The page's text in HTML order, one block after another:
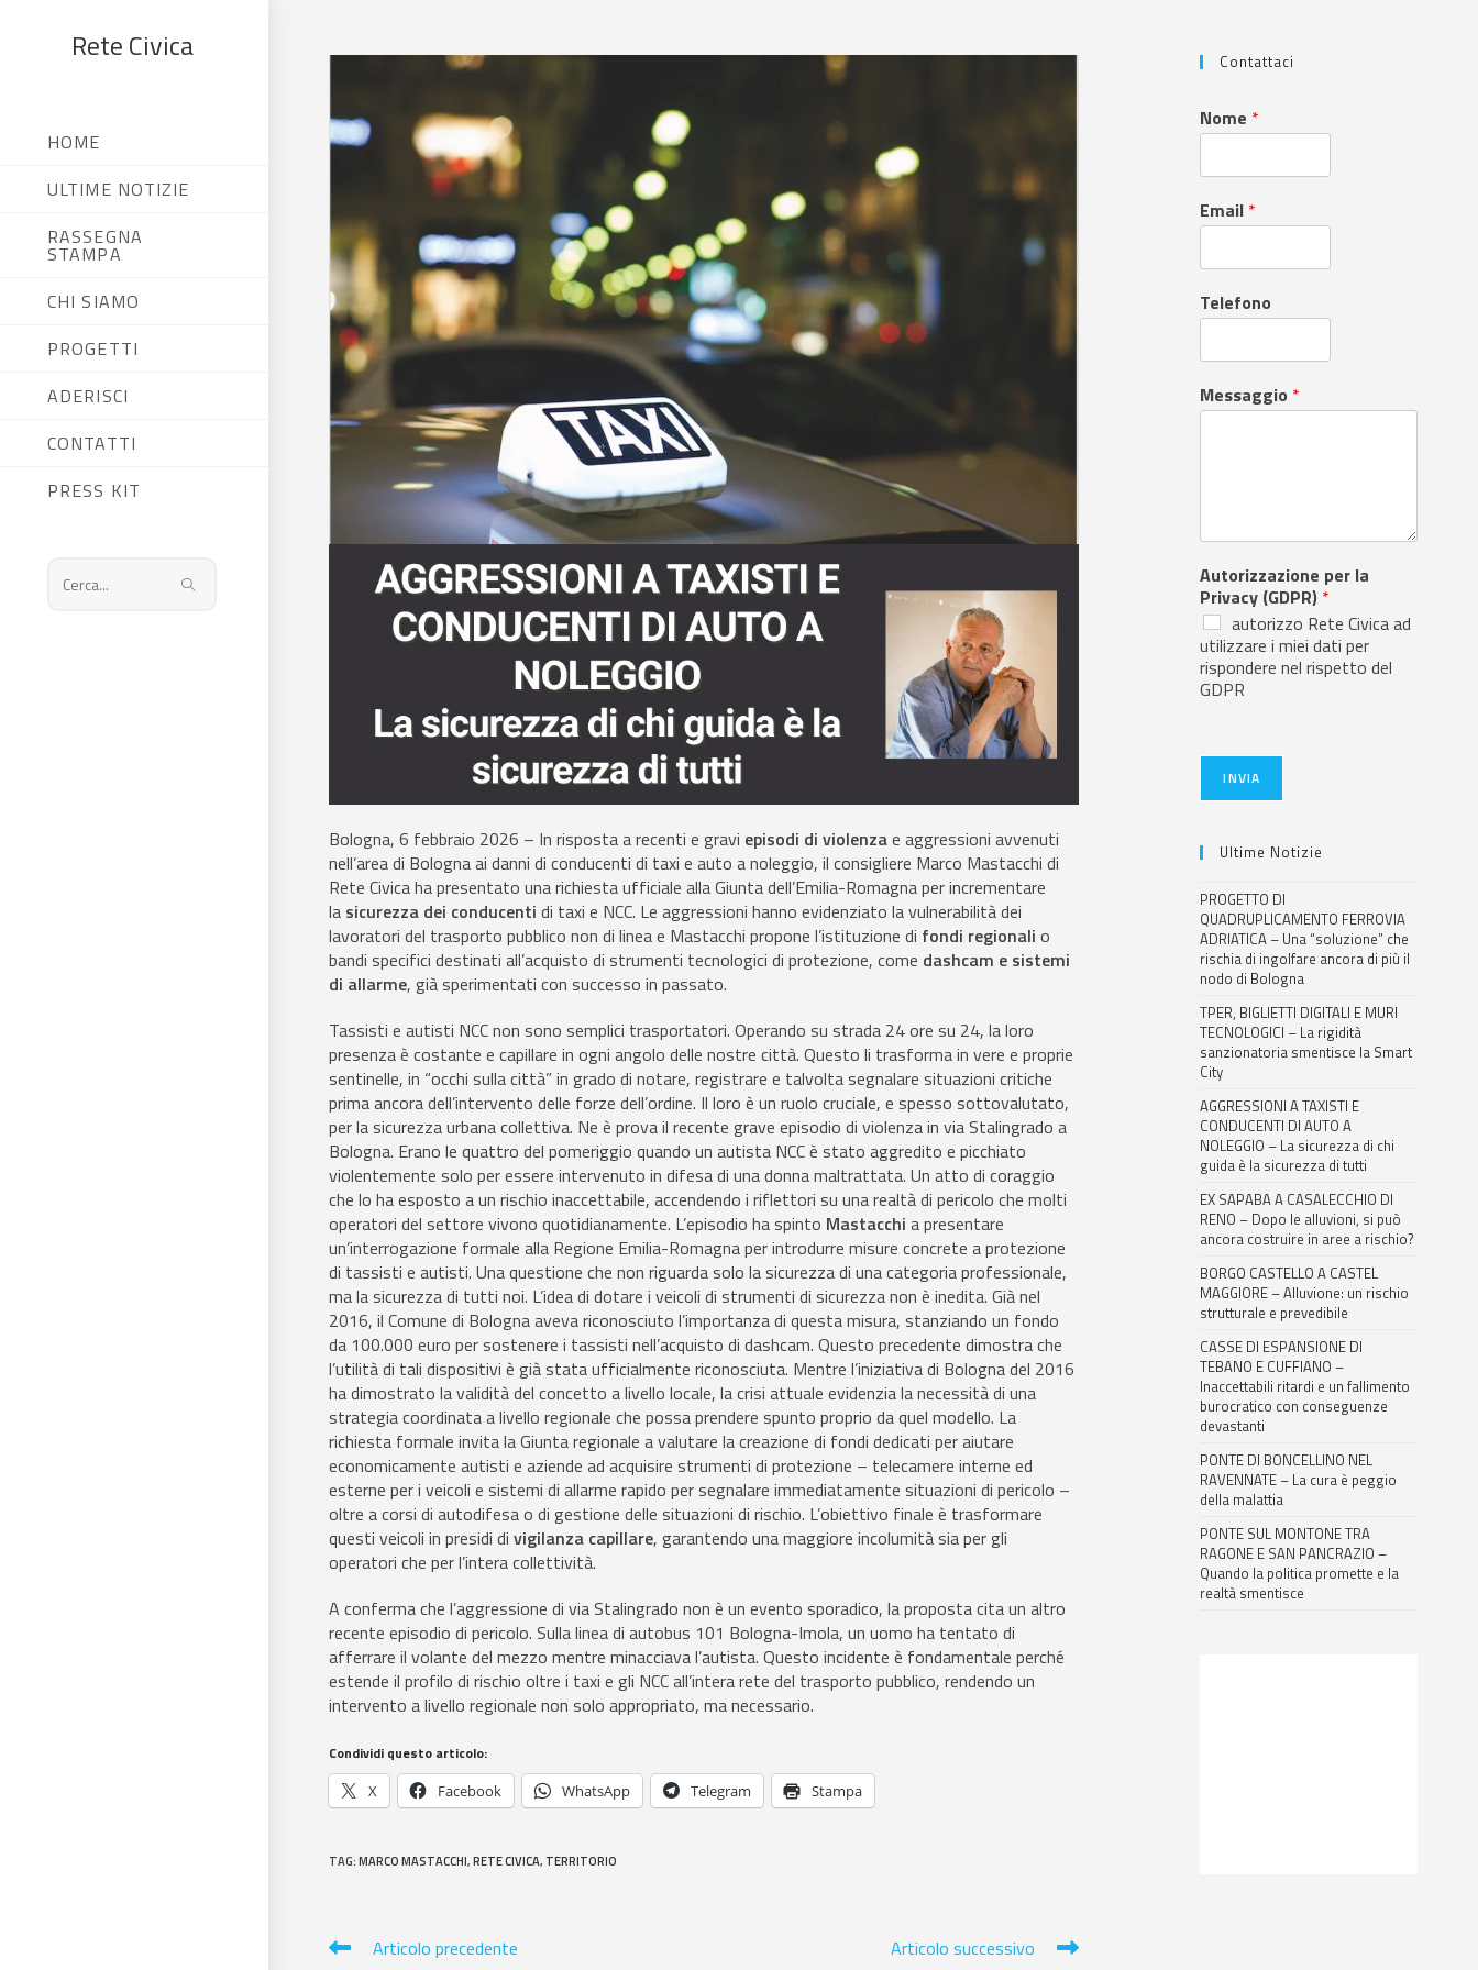
Rete Civica
HOME
ULTIME NOTIZIE
RASSEGNA
STAMPA
CHI SIAMO
PROGETTI
ADERISCI
CONTATTI
PRESS KIT
Cerca
Bologna, 6 febbraio 2026 – In risposta a recenti e gravi episodi di violenzae aggressioni avvenuti
nell’area di Bologna ai danni di conducenti di taxi e auto a noleggio, il consigliere Marco Mastacchi di
Rete Civica ha presentato una richiesta ufficiale alla Giunta dell’Emilia-Romagna per incrementare
la sicurezza dei conducenti di taxi e NCC. Le aggressioni hanno evidenziato la vulnerabilità dei
lavoratori del trasporto pubblico non di linea e Mastacchi propone l’istituzione di fondi regionali o
bandi specifici destinati all’acquisto di strumenti tecnologici di protezione, come dashcam e sistemi
di allarme, già sperimentati con successo in passato.
Tassisti e autisti NCC non sono semplici trasportatori. Operando su strada 24 ore su 24, la loro
presenza è costante e capillare in ogni angolo delle nostre città. Questo li trasforma in vere e proprie
sentinelle, in “occhi sulla città” in grado di notare, registrare e talvolta segnalare situazioni critiche
prima ancora dell’intervento delle forze dell’ordine. Il loro è un ruolo cruciale, e spesso sottovalutato,
per la sicurezza urbana collettiva. Ne è prova il recente grave episodio di violenza in via Stalingrado a
Bologna. Erano le quattro del pomeriggio quando un autista NCC è stato aggredito e picchiato
violentemente solo per essere intervenuto in difesa di una donna maltrattata. Un atto di coraggio
che lo ha esposto a un rischio inaccettabile, accendendo i riflettori su una realtà di pericolo che molti
operatori del settore vivono quotidianamente. L’episodio ha spinto Mastacchi a presentare
un’interrogazione formale alla Regione Emilia-Romagna per introdurre misure concrete a protezione
di tassisti e autisti. Una questione che non riguarda solo la sicurezza di una categoria professionale,
ma la sicurezza di tutti noi. L’idea di dotare i veicoli di strumenti di sicurezza non è inedita. Già nel
2016, il Comune di Bologna aveva riconosciuto l’importanza di questa misura, stanziando un fondo
da 100.000 euro per sostenere i tassisti nell’acquisto di dashcam. Questo precedente dimostra che
l’utilità di tali dispositivi è già stata ufficialmente riconosciuta. Mentre l’iniziativa di Bologna del 2016
ha dimostrato la validità del concetto a livello locale, la crisi attuale evidenzia la necessità di una
strategia coordinata a livello regionale che possa prendere spunto proprio da quel modello. La
richiesta formale invita la Giunta regionale a valutare la creazione di fondi dedicati per aiutare
economicamente autisti e aziende ad acquisire strumenti di protezione – telecamere interne ed
esterne per i veicoli e sistemi di allarme rapido per segnalare immediatamente situazioni di pericolo –
oltre a corsi di autodifesa o di gestione delle situazioni di rischio. L’obiettivo finale è trasformare
questi veicoli in presidi di vigilanza capillare, garantendo una maggiore incolumità sia per gli
operatori che per l’intera collettività.
A conferma che l’aggressione di via Stalingrado non è un evento sporadico, la proposta cita un altro
recente episodio di pericolo. Sulla linea di autobus 101 Bologna-Imola, un uomo ha tentato di
afferrare il volante del mezzo mentre minacciava l’autista. Questo incidente è fondamentale perché
estende il profilo di rischio oltre i taxi e gli NCC all’intera rete del trasporto pubblico, rendendo un
intervento a livello regionale non solo appropriato, ma necessario.
Condividi questo articolo:
X Facebook WhatsApp Telegram Stampa
TAG:MARCO MASTACCHI,RETE CIVICA, TERRITORIO
Articolo precedente
Articolo successivo
Contattaci
Nome *
Email *
Telefono
Messaggio *
Autorizzazione per la
Privacy (GDPR) *
autorizzo Rete Civica ad
utilizzare i miei dati per
rispondere nel rispetto del
GDPR
INVIA
Ultime Notizie
PROGETTO DI
QUADRUPLICAMENTO FERROVIA
ADRIATICA – Una “soluzione” che
rischia di ingolfare ancora di più il
nodo di Bologna
TPER, BIGLIETTI DIGITALI E MURI
TECNOLOGICI – La rigidità
sanzionatoria smentisce la Smart
City
AGGRESSIONI A TAXISTI E
CONDUCENTI DI AUTO A
NOLEGGIO – La sicurezza di chi
guida è la sicurezza di tutti
EX SAPABA A CASALECCHIO DI
RENO – Dopo le alluvioni, si può
ancora costruire in aree a rischio?
BORGO CASTELLO A CASTEL
MAGGIORE – Alluvione: un rischio
strutturale e prevedibile
CASSE DI ESPANSIONE DI
TEBANO E CUFFIANO –
Inaccettabili ritardi e un fallimento
burocratico con conseguenze
devastanti
PONTE DI BONCELLINO NEL
RAVENNATE – La cura è peggio
della malattia
PONTE SUL MONTONE TRA
RAGONE E SAN PANCRAZIO –
Quando la politica promette e la
realtà smentisce